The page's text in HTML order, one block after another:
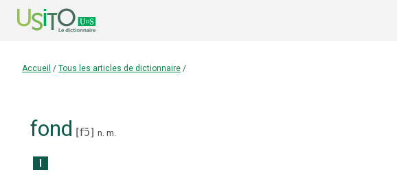
Accueil / Tous les articles de dictionnaire /
fond [fɔ̃] n. m.